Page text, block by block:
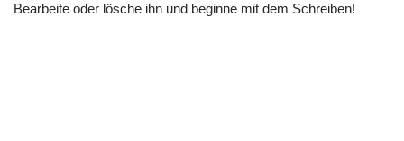
Bearbeite oder lösche ihn und beginne mit dem Schreiben!